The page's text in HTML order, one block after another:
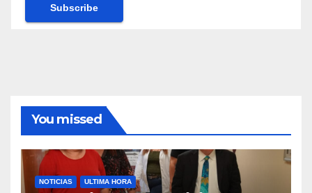
You missed
NOTICIAS ULTIMA HORA